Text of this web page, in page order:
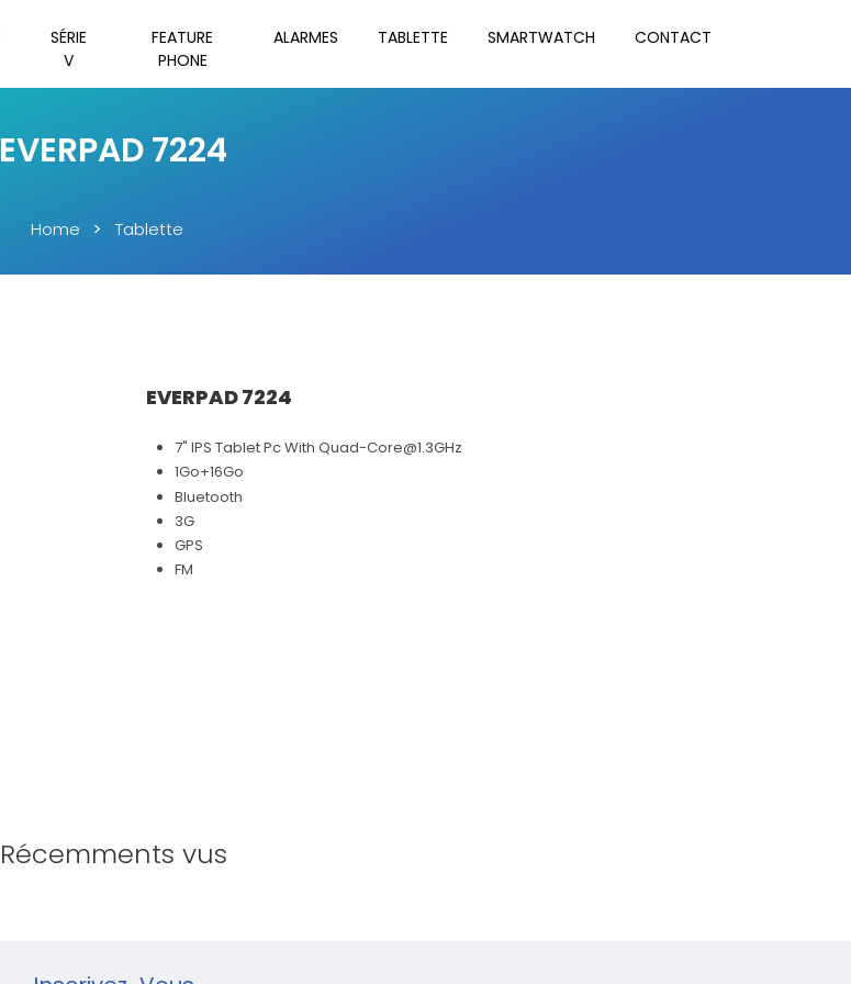
SÉRIE
V
FEATURE
PHONE
ALARMES TABLETTE SMARTWATCH CONTACT
EVERPAD 7224
Home Tablette
EVERPAD 7224
7" IPS Tablet Pc With Quad-Core@1.3GHz
1Go+16Go
Bluetooth
3G
GPS
FM
Récemments vus